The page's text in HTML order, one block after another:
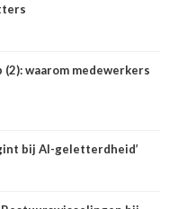
waarom medewerkers
bij AI-geletterdheid’